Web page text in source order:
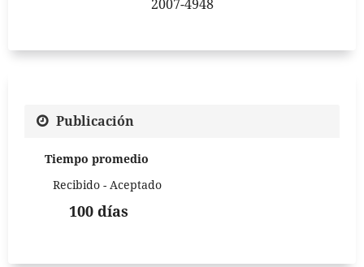
2007-4948
Publicación
Tiempo promedio
Recibido - Aceptado
100 días